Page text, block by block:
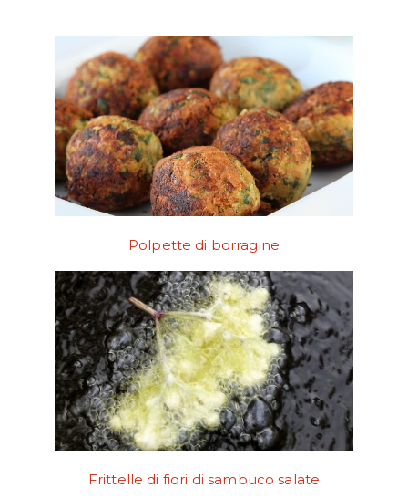
Polpette di borragine
Frittelle di fiori di sambuco salate